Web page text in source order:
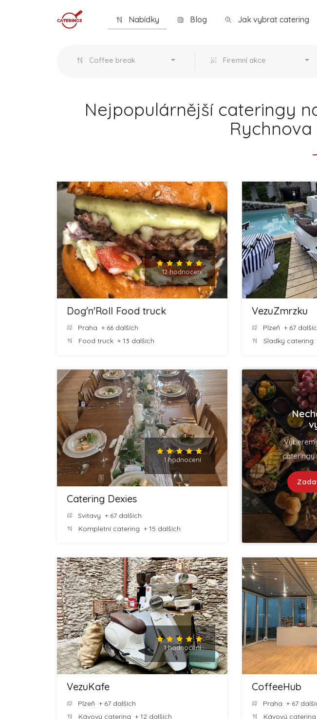
Nabídky Blog Jak vybrat catering
Coffee break Firemní akce
Nejpopulárnější cateringy
12 hodnocení
Dog'n'Roll Food truck
Praha + 66 dalších
Food truck + 13 dalších
VezuZmrzku
Plzeň + 67
Sladký catering
1 hodnocení
Catering Dexies
Svitavy + 67 dalších
Kompletní catering + 15 dalších
cateringy
1 hodnocení
VezuKafe
Plzeň + 67 dalších
Kávový catering + 12 dalších
CoffeeHub
Praha + 67
Kávový catering